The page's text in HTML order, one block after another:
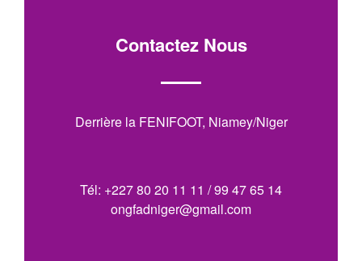
Contactez Nous
Derrière la FENIFOOT, Niamey/Niger
Tél: +227 80 20 11 11 / 99 47 65 14
ongfadniger@gmail.com